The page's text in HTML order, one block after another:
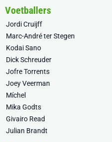
Voetballers
Jordi Cruijff
Marc-André ter Stegen
Kodai Sano
Dick Schreuder
Jofre Torrents
Joey Veerman
Míchel
Mika Godts
Givairo Read
Julian Brandt